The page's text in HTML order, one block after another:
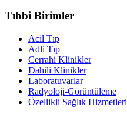
Tıbbi Birimler
Acil Tıp
Adli Tıp
Cerrahi Klinikler
Dahili Klinikler
Laboratuvarlar
Radyoloji-Görüntüleme
Özellikli Sağlık Hizmetleri